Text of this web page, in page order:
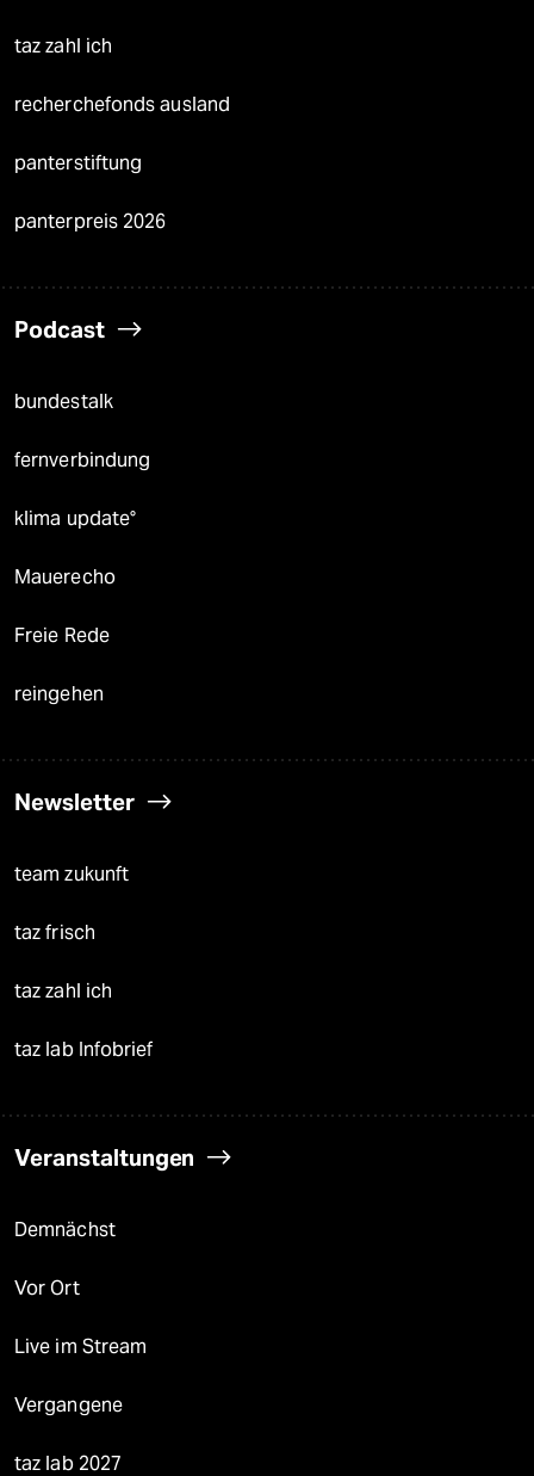
taz zahl ich
recherchefonds ausland
panterstiftung
panterpreis 2026
Podcast
bundestalk
fernverbindung
klima update°
Mauerecho
Freie Rede
reingehen
Newsletter
team zukunft
taz frisch
taz zahl ich
taz lab Infobrief
Veranstaltungen
Demnächst
Vor Ort
Live im Stream
Vergangene
taz lab 2027